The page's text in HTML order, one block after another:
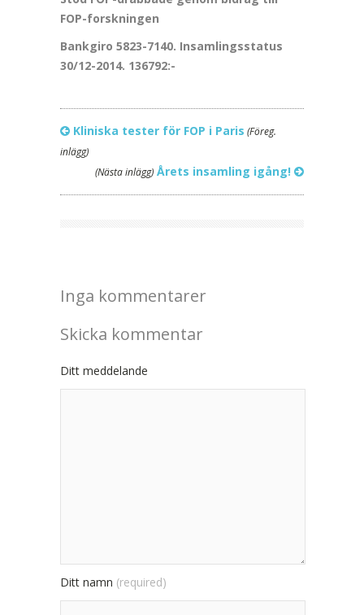
FOP-forskningen
Bankgiro 5823-7140. Insamlingsstatus
30/12-2014. 136792:-
Kliniska tester för FOP i Paris (Föreg.
inlägg)
(Nästa inlägg) Årets insamling igång!
Inga kommentarer
Skicka kommentar
Ditt meddelande
Ditt namn (required)